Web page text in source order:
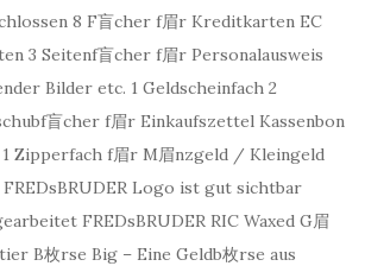
8 F盲cher f眉r Kreditkarten EC
3 Seitenf盲cher f眉r Personalausweis
Bilder etc. 1 Geldscheinfach 2
盲cher f眉r Einkaufszettel Kassenbon
Zipperfach f眉r M眉nzgeld / Kleingeld
FREDsBRUDER Logo ist gut sichtbar
FREDsBRUDER RIC Waxed G眉
B枚rse Big – Eine Geldb枚rse aus